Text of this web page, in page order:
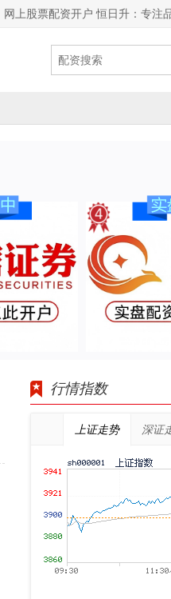
网上股票配资开户 恒日升：专注
行情指数
上证走势 深证